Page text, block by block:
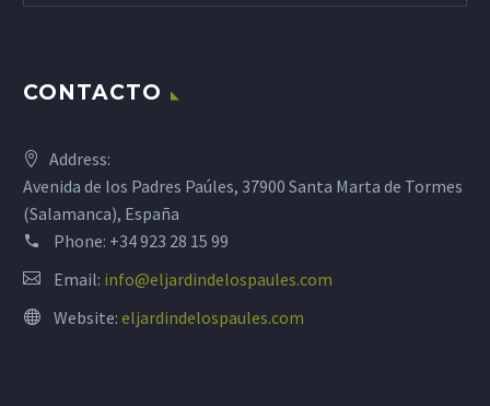
CONTACTO
Address:
Avenida de los Padres Paúles, 37900 Santa Marta de Tormes
(Salamanca), España
Phone: +34 923 28 15 99
Email: info@eljardindelospaules.com
Website: eljardindelospaules.com